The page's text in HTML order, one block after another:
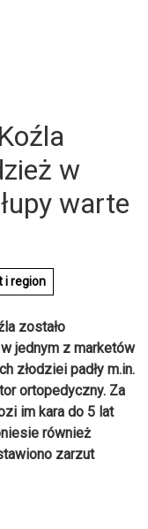
w
warte
i region
zostało
jednym z marketów
złodziei padły m.in.
ortopedyczny. Za
im kara do 5 lat
również
zarzut